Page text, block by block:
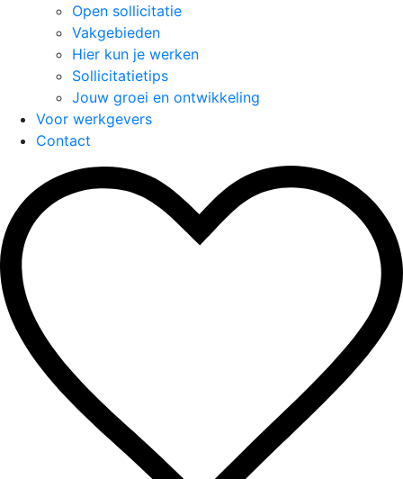
Open sollicitatie
Vakgebieden
Hier kun je werken
Sollicitatietips
Jouw groei en ontwikkeling
Voor werkgevers
Contact